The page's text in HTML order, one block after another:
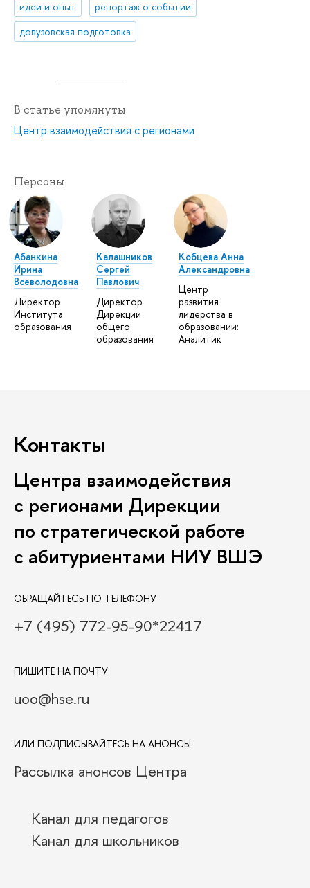
идеи и опыт
репортаж о событии
довузовская подготовка
В статье упомянуты
Центр взаимодействия с регионами
Персоны
Абанкина
Ирина
Всеволодовна
Директор
Института
образования
Калашников
Сергей
Павлович
Директор
Дирекции
общего
образования
Кобцева Анна
Александровна
Центр
развития
лидерства в
образовании:
Аналитик
Контакты
Центра взаимодействия
с регионами Дирекции
по стратегической работе
с абитуриентами НИУ ВШЭ
ОБРАЩАЙТЕСЬ ПО ТЕЛЕФОНУ
+7 (495) 772-95-90*22417
ПИШИТЕ НА ПОЧТУ
uoo@hse.ru
ИЛИ ПОДПИСЫВАЙТЕСЬ НА АНОНСЫ
Рассылка анонсов Центра
Канал для педагогов
Канал для школьников